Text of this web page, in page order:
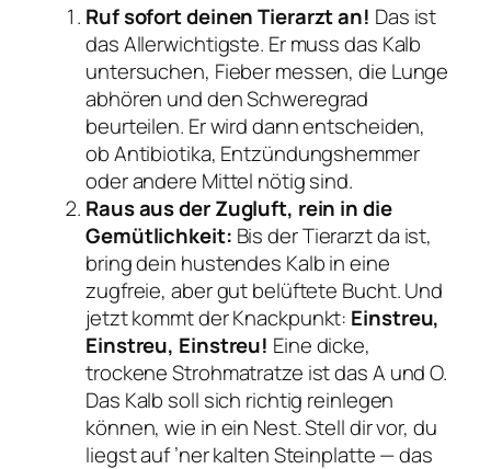
Ruf sofort deinen Tierarzt an! Das ist
das Allerwichtigste. Er muss das Kalb
untersuchen, Fieber messen, die Lunge
abhören und den Schweregrad
beurteilen. Er wird dann entscheiden,
ob Antibiotika, Entzündungshemmer
oder andere Mittel nötig sind.
Raus aus der Zugluft, rein in die
Gemütlichkeit: Bis der Tierarzt da ist,
bring dein hustendes Kalb in eine
zugfreie, aber gut belüftete Bucht. Und
jetzt kommt der Knackpunkt: Einstreu,
Einstreu, Einstreu! Eine dicke,
trockene Strohmatratze ist das A und O.
Das Kalb soll sich richtig reinlegen
können, wie in ein Nest. Stell dir vor, du
liegst auf ’ner kalten Steinplatte — das